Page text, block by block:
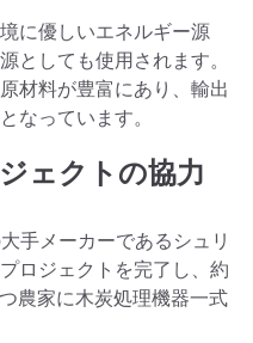
に優しいエネルギー源
としても使用されます。
材料が豊富にあり、輸出
なっています。
ェクトの協力
手メーカーであるシュリ
ロジェクトを完了し、約
農家に木炭処理機器一式